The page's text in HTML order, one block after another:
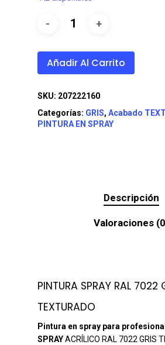
Añadir Al Carrito
SKU: 207222160
Categorías: GRIS, Acabado
PINTURA EN SPRAY
Descripción
Valoraciones
PINTURA SPRAY RAL 7022
TEXTURADO
Pintura en spray para
SPRAYACRÍLICO RAL 7022 GRIS